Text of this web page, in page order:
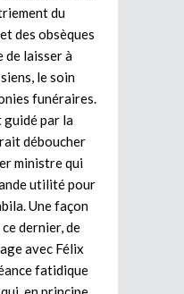
du
des obsèques
de laisser à
le soin
funéraires.
guidé par la
déboucher
ministre qui
utilité pour
Une façon
dernier, de
avec Félix
fatidique